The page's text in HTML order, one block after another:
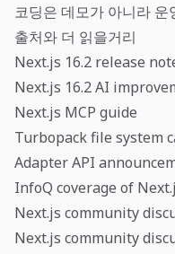
코딩은 데모가 아니라
출처와 더 읽을거리
Next.js 16.2 release
Next.js 16.2 AI
Next.js MCP guide
Turbopack file system
Adapter API
InfoQ coverage of
Next.js community
Next.js community